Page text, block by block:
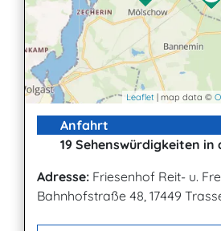
Leaflet | map data ©
Anfahrt
19 Sehenswürdigkeiten in
Adresse: Friesenhof Reit- u.
Bahnhofstraße 48, 17449